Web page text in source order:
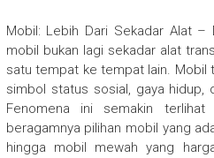
Mobil: Lebih Dari Sekadar Alat –
mobil bukan lagi sekadar alat
satu tempat ke tempat lain. Mobil
simbol status sosial, gaya hidup,
Fenomena ini semakin
beragamnya pilihan mobil yang
hingga mobil mewah yang